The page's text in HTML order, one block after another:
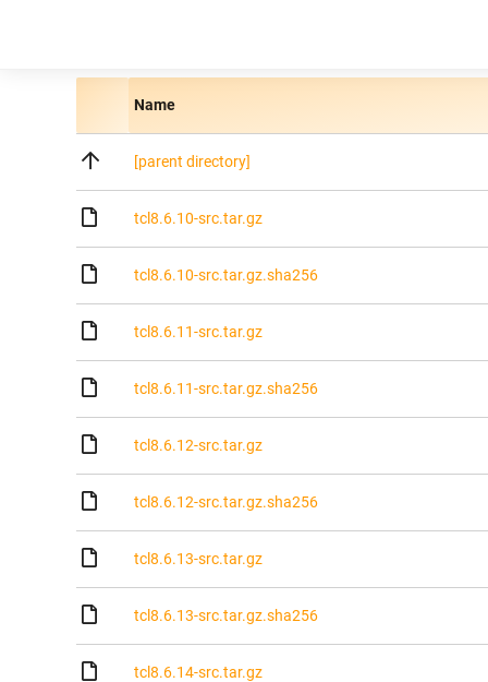
Name
[parent directory]
tcl8.6.10-src.tar.gz
tcl8.6.10-src.tar.gz.sha256
tcl8.6.11-src.tar.gz
tcl8.6.11-src.tar.gz.sha256
tcl8.6.12-src.tar.gz
tcl8.6.12-src.tar.gz.sha256
tcl8.6.13-src.tar.gz
tcl8.6.13-src.tar.gz.sha256
tcl8.6.14-src.tar.gz